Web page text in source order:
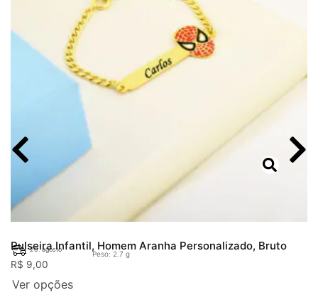
Pulseira Infantil, Homem Aranha Personalizado, Bruto
20. agosto
Peso: 2.7 g
R$ 9,00
Ver opções